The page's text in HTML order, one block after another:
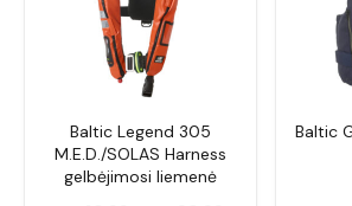
Baltic Legend 305
M.E.D./SOLAS Harness
gelbėjimosi liemenė
Baltic